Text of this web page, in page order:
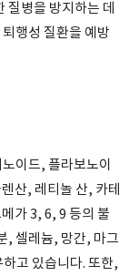
병을 방지하는 데
행성 질환을 예방
이드, 플라보노이
산, 레티놀 산, 카테
가 3, 6, 9 등의 불
, 셀레늄, 망간, 마그
고 있습니다. 또한,